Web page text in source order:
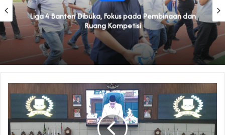
Liga 4 Banten Dibuka, Fokus pada Pembinaan dan
Ruang Kompetisi